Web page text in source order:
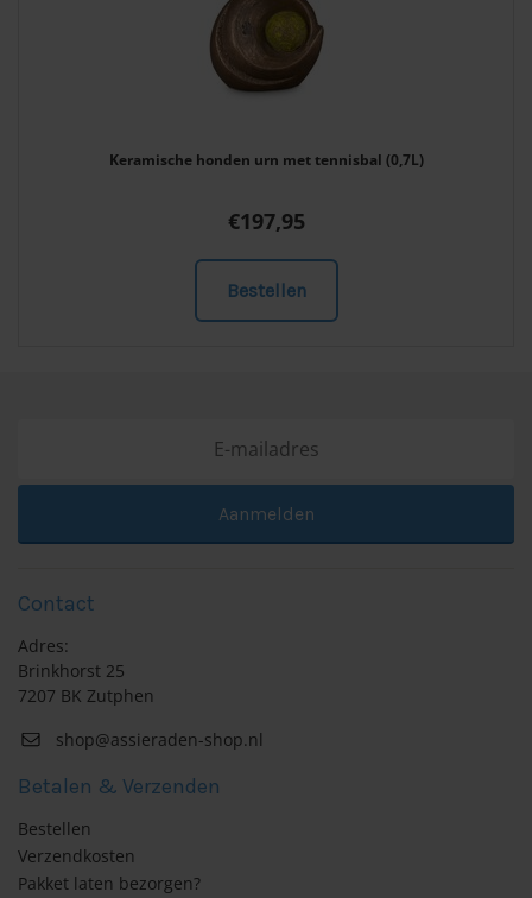
Keramische honden urn met tennisbal (0,7L)
€197,95
Bestellen
Aanmelden
Contact
Adres:
Brinkhorst 25
7207 BK Zutphen
shop@assieraden-shop.nl
Betalen & Verzenden
Bestellen
Verzendkosten
Pakket laten bezorgen?